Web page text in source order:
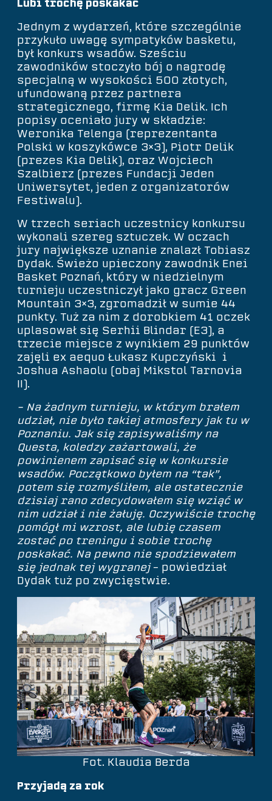
Lubi trochę poskakać
Jednym z wydarzeń, które szczególnie
przykuło uwagę sympatyków basketu,
był konkurs wsadów. Sześciu
zawodników stoczyło bój o nagrodę
specjalną w wysokości 500 złotych,
ufundowaną przez partnera
strategicznego, firmę Kia Delik. Ich
popisy oceniało jury w składzie:
Weronika Telenga (reprezentanta
Polski w koszykówce 3×3), Piotr Delik
(prezes Kia Delik), oraz Wojciech
Szalbierz (prezes Fundacji Jeden
Uniwersytet, jeden z organizatorów
Festiwalu).
W trzech seriach uczestnicy konkursu
wykonali szereg sztuczek. W oczach
jury największe uznanie znalazł Tobiasz
Dydak. Świeżo upieczony zawodnik Enei
Basket Poznań, który w niedzielnym
turnieju uczestniczył jako gracz Green
Mountain 3×3, zgromadził w sumie 44
punkty. Tuż za nim z dorobkiem 41 oczek
uplasował się Serhii Blindar (E3), a
trzecie miejsce z wynikiem 29 punktów
zajęli ex aequo Łukasz Kupczyński i
Joshua Ashaolu (obaj Mikstol Tarnovia
II).
– Na żadnym turnieju, w którym brałem
udział, nie było takiej atmosfery jak tu w
Poznaniu. Jak się zapisywaliśmy na
Questa, koledzy zażartowali, że
powinienem zapisać się w konkursie
wsadów. Początkowo byłem na “tak”,
potem się rozmyśliłem, ale ostatecznie
dzisiaj rano zdecydowałem się wziąć w
nim udział i nie żałuję. Oczywiście trochę
pomógł mi wzrost, ale lubię czasem
zostać po treningu i sobie trochę
poskakać. Na pewno nie spodziewałem
się jednak tej wygranej– powiedział
Dydak tuż po zwycięstwie.
Fot. Klaudia Berda
Przyjadą za rok